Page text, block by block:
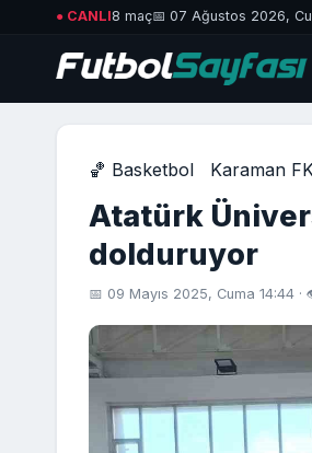
● CANLI8 maç📅 07 Ağustos 2026,
🏀 Basketbol Karaman
Atatürk
dolduruyor
📅 09 Mayıs 2025, Cuma 14:44